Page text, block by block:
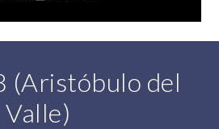
(Aristóbulo del
Valle)